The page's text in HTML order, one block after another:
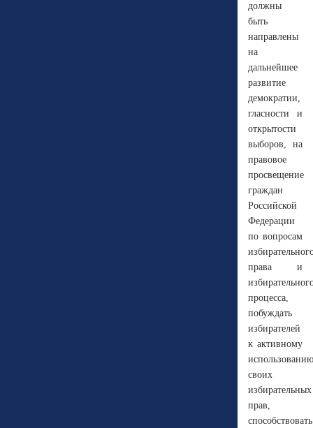
должны
быть
направлены
на
дальнейшее
развитие
демократии,
гласности и
открытости
выборов, на
правовое
просвещение
граждан
Российской
Федерации
по вопросам
права и
процесса,
побуждать
избирателей
к активному
использованию
своих
избирательных
прав,
способствовать